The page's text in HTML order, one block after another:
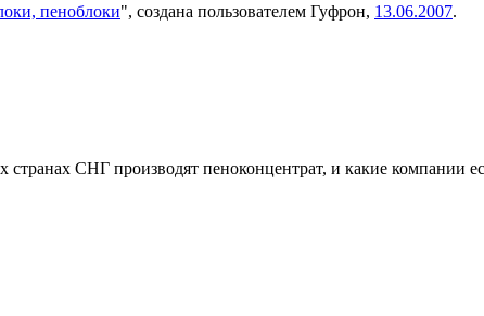
пеноблоки", создана пользователем Гуфрон, 13.06.2007.
СНГ производят пеноконцентрат, и какие компании